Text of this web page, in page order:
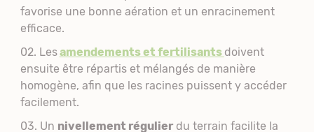
favorise une bonne aération et un enracinement
efficace.
Lesamendements et fertilisants doivent
ensuite être répartis et mélangés de manière
homogène, afin que les racines puissent y accéder
facilement.
Un nivellement régulierdu terrain facilite la